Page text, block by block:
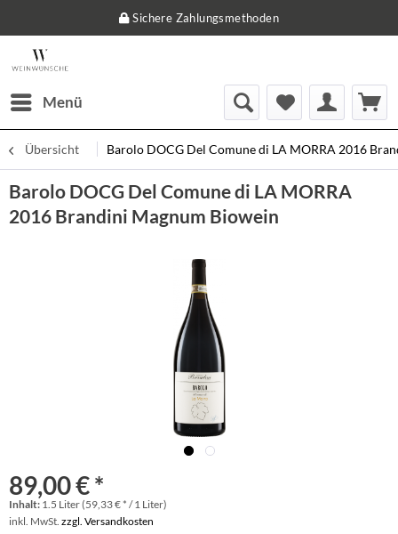
Sichere Zahlungsmethoden
Menü
Übersicht Barolo DOCG Del Comune di LA MORRA 2016
Barolo DOCG Del Comune di LA MORRA
2016 Brandini Magnum Biowein
89,00 € *
Inhalt: 1.5 Liter (59,33 € * / 1 Liter)
inkl. MwSt. zzgl. Versandkosten